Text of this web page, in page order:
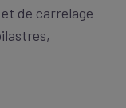
de carrelage